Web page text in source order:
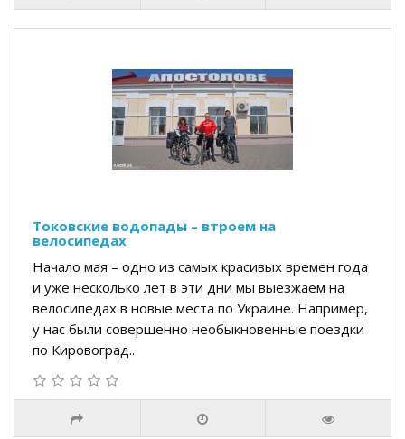
Токовские водопады – втроем на
велосипедах
Начало мая – одно из самых красивых времен года
и уже несколько лет в эти дни мы выезжаем на
велосипедах в новые места по Украине. Например,
у нас были совершенно необыкновенные поездки
по Кировоград..